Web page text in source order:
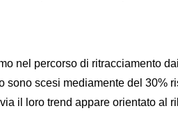
nel percorso di ritracciamento
scesi mediamente del 30%
il loro trend appare orientato al